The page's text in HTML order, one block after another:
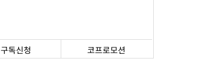
구독신청 코프로모션